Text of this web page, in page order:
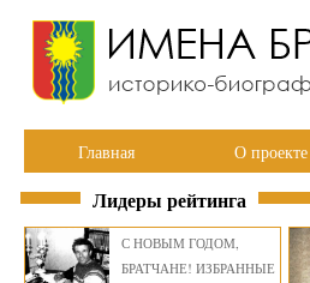
Главная О проекте
Лидеры рейтинга
С НОВЫМ ГОДОМ,
БРАТЧАНЕ! ИЗБРАННЫЕ